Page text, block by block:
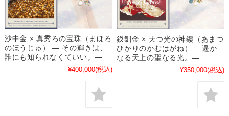
沙中金 × 真秀ろの宝珠（まほろ
のほうじゅ） ― その輝きは、
誰にも知られなくていい。―
¥400,000(税込)
釵釧金 × 天つ光の神鏤（あまつ
ひかりのかむはがね）― 遥か
なる天上の聖なる光。―
¥350,000(税込)